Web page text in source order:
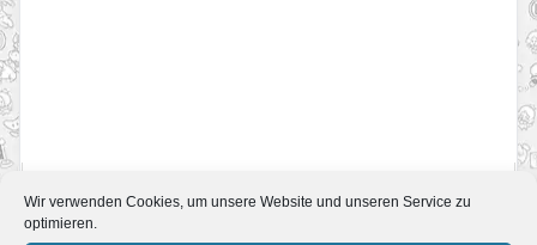
Wir verwenden Cookies, um unsere Website und unseren Service zu
optimieren.